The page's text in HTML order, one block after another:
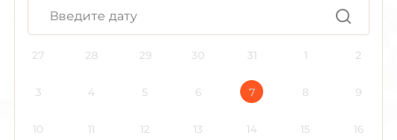
27 28 29 30 31 1 2
3 4 5 6 7 8 9
10 11 12 13 14 15 16